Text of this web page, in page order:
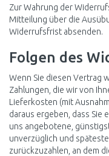
Zur Wahrung der
Mitteilung über die
Widerrufsfrist absenden.
Folgen des
Wenn Sie diesen Vertrag
Zahlungen, die wir von
Lieferkosten (mit
daraus ergeben, dass Sie
uns angebotene,
unverzüglich und
zurückzuzahlen, an dem